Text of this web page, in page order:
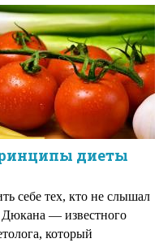
диеты
себе тех, кто не слышал
Дюкана — известного
который